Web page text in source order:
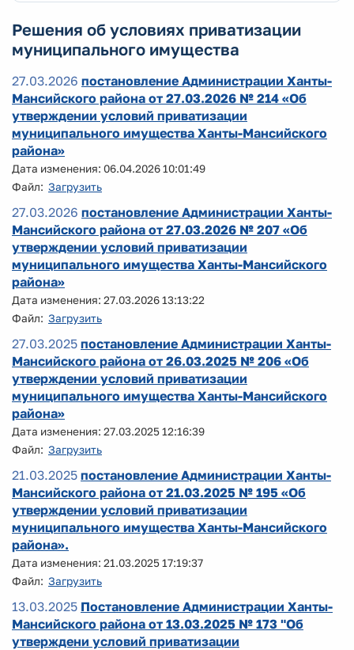
Решения об условиях приватизации
муниципального имущества
27.03.2026 постановление Администрации Ханты-
Мансийского района от 27.03.2026 № 214 «Об
утверждении условий приватизации
муниципального имущества Ханты-Мансийского
района»
Дата изменения: 06.04.2026 10:01:49
Файл: Загрузить
27.03.2026 постановление Администрации Ханты-
Мансийского района от 27.03.2026 № 207 «Об
утверждении условий приватизации
муниципального имущества Ханты-Мансийского
района»
Дата изменения: 27.03.2026 13:13:22
Файл: Загрузить
27.03.2025 постановление Администрации Ханты-
Мансийского района от 26.03.2025 № 206 «Об
утверждении условий приватизации
муниципального имущества Ханты-Мансийского
района»
Дата изменения: 27.03.2025 12:16:39
Файл: Загрузить
21.03.2025 постановление Администрации Ханты-
Мансийского района от 21.03.2025 № 195 «Об
утверждении условий приватизации
муниципального имущества Ханты-Мансийского
района».
Дата изменения: 21.03.2025 17:19:37
Файл: Загрузить
13.03.2025 Постановление Администрации Ханты-
Мансийского района от 13.03.2025 № 173 "Об
утверждени условий приватизации